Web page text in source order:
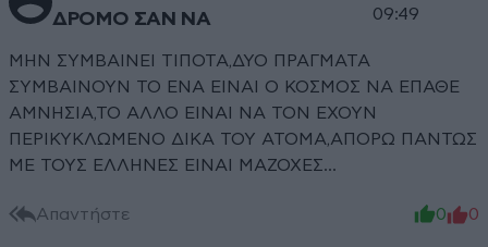
ΔΡΟΜΟ ΣΑΝ ΝΑ
09:49
ΜΗΝ ΣΥΜΒΑΙΝΕΙ ΤΙΠΟΤΑ,ΔΥΟ ΠΡΑΓΜΑΤΑ
ΣΥΜΒΑΙΝΟΥΝ ΤΟ ΕΝΑ ΕΙΝΑΙ Ο ΚΟΣΜΟΣ ΝΑ ΕΠΑΘΕ
ΑΜΝΗΣΙΑ,ΤΟ ΑΛΛΟ ΕΙΝΑΙ ΝΑ ΤΟΝ ΕΧΟΥΝ
ΠΕΡΙΚΥΚΛΩΜΕΝΟ ΔΙΚΑ ΤΟΥ ΑΤΟΜΑ,ΑΠΟΡΩ ΠΑΝΤΩΣ
ΜΕ ΤΟΥΣ ΕΛΛΗΝΕΣ ΕΙΝΑΙ ΜΑΖΟΧΕΣ...
Απαντήστε 0 0